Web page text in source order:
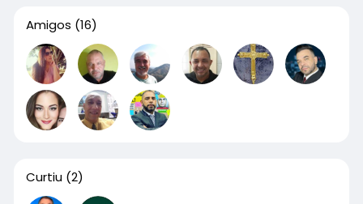
Amigos (16)
Curtiu (2)